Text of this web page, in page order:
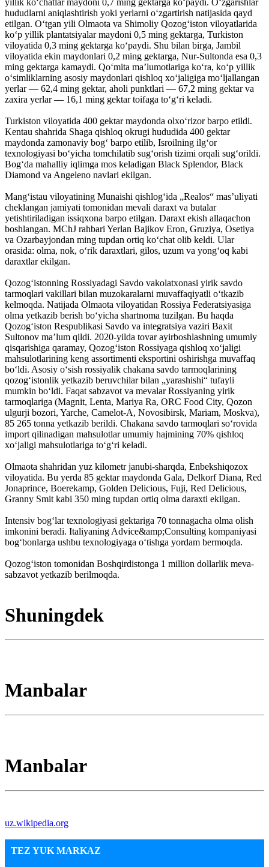
yillik koʻchatlar maydoni 0,7 ming gektarga koʻpaydi. Oʻzgarishlar
hududlarni aniqlashtirish yoki yerlarni oʻzgartirish natijasida qayd
etilgan. Oʻtgan yili Olmaota va Shimoliy Qozogʻiston viloyatlarida
koʻp yillik plantatsiyalar maydoni 0,5 ming gektarga, Turkiston
viloyatida 0,3 ming gektarga koʻpaydi. Shu bilan birga, Jambil
viloyatida ekin maydonlari 0,2 ming gektarga, Nur-Sultonda esa 0,3
ming gektarga kamaydi. Qoʻmita maʼlumotlariga koʻra, koʻp yillik
oʻsimliklarning asosiy maydonlari qishloq xoʻjaligiga moʻljallangan
yerlar — 62,4 ming gektar, aholi punktlari — 67,2 ming gektar va
zaxira yerlar — 16,1 ming gektar toifaga toʻgʻri keladi.
Turkiston viloyatida 400 gektar maydonda olxoʻrizor barpo etildi.
Kentau shahrida Shaga qishloq okrugi hududida 400 gektar
maydonda zamonaviy bogʻ barpo etilib, Isroilning ilgʻor
texnologiyasi boʻyicha tomchilatib sugʻorish tizimi orqali sugʻorildi.
Bogʻda mahalliy iqlimga mos keladigan Black Splendor, Black
Diamond va Angeleno navlari ekilgan.
Mangʻistau viloyatining Munaishi qishlogʻida „Realos“ mas’uliyati
cheklangan jamiyati tomonidan mevali daraxt va butalar
yetishtiriladigan issiqxona barpo etilgan. Daraxt ekish allaqachon
boshlangan. MChJ rahbari Yerlan Bajikov Eron, Gruziya, Osetiya
va Ozarbayjondan ming tupdan ortiq koʻchat olib keldi. Ular
orasida: olma, nok, oʻrik daraxtlari, gilos, uzum va yongʻoq kabi
daraxtlar ekilgan.
Qozogʻistonning Rossiyadagi Savdo vakolatxonasi yirik savdo
tarmoqlari vakillari bilan muzokaralarni muvaffaqiyatli oʻtkazib
kelmoqda. Natijada Olmaota viloyatidan Rossiya Federatsiyasiga
olma yetkazib berish boʻyicha shartnoma tuzilgan. Bu haqda
Qozogʻiston Respublikasi Savdo va integratsiya vaziri Baxit
Sultonov maʼlum qildi. 2020-yilda tovar ayirboshlashning umumiy
qisqarishiga qaramay, Qozogʻiston Rossiyaga qishloq xoʻjaligi
mahsulotlarining keng assortimenti eksportini oshirishga muvaffaq
boʻldi. Asosiy oʻsish rossiyalik chakana savdo tarmoqlarining
qozogʻistonlik yetkazib beruvchilar bilan „yarashishi“ tufayli
mumkin boʻldi. Faqat sabzavot va mevalar Rossiyaning yirik
tarmoqlariga (Magnit, Lenta, Mariya Ra, ORC Food City, Qozon
ulgurji bozori, Yarche, Camelot-A, Novosibirsk, Mariam, Moskva),
85 265 tonna yetkazib berildi. Chakana savdo tarmoqlari soʻrovida
import qilinadigan mahsulotlar umumiy hajmining 70% qishloq
xoʻjaligi mahsulotlariga toʻgʻri keladi.
Olmaota shahridan yuz kilometr janubi-sharqda, Enbekshiqozox
viloyatida. Bu yerda 85 gektar maydonda Gala, Delkorf Diana, Red
Jonaprince, Boerekamp, Golden Delicious, Fuji, Red Delicious,
Granny Smit kabi 350 ming tupdan ortiq olma daraxti ekilgan.
Intensiv bogʻlar texnologiyasi gektariga 70 tonnagacha olma olish
imkonini beradi. Italiyaning Advice&amp;Consulting kompaniyasi
bogʻbonlarga ushbu texnologiyaga oʻtishga yordam bermoqda.
Qozogʻiston tomonidan Boshqirdistonga 1 million dollarlik meva-
sabzavot yetkazib berilmoqda.
Shuningdek
Manbalar
Manbalar
uz.wikipedia.org
TEZ YUK MARKAZ